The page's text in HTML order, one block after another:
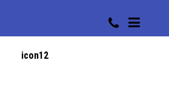
icon12